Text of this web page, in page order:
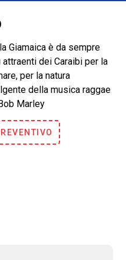
Giamaica è da sempre
dei Caraibi per la
per la natura
della musica raggae
Marley